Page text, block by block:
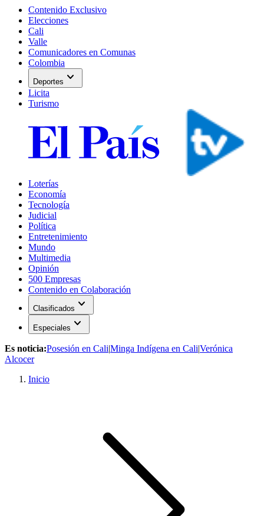
Contenido Exclusivo
Elecciones
Cali
Valle
Comunicadores en Comunas
Colombia
Deportes expand_more
Licita
Turismo
Loterías
Economía
Tecnología
Judicial
Política
Entretenimiento
Mundo
Multimedia
Opinión
500 Empresas
Contenido en Colaboración
Clasificados expand_more
Especiales expand_more
Es noticia:Posesión en Cali|Minga Indígena en Cali|Verónica
Alcocer
Inicio